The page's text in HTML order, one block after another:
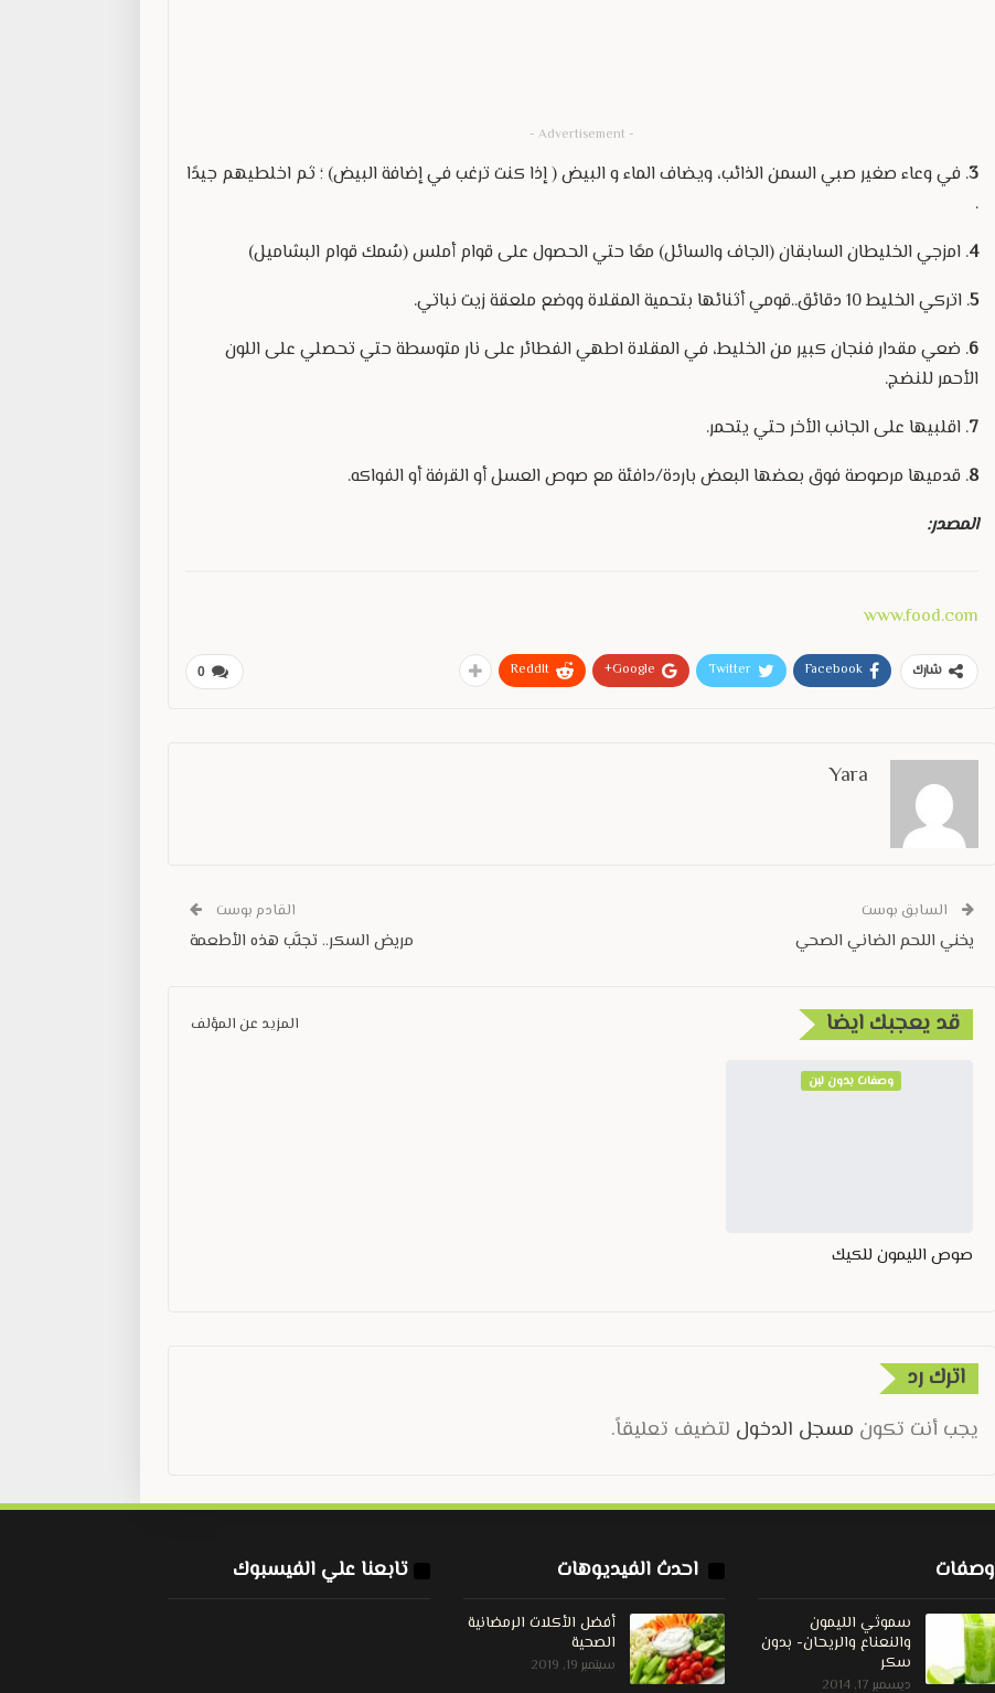
- Advertisement -
3. في وعاء صغير صبي السمن الذائب، ويضاف الماء و البيض ( إذا كنت ترغب في إضافة البيض) ؛ ثم اخلطيهم جيدًا
.
4. امزجي الخليطان السابقان (الجاف والسائل) معًا حتي الحصول على قوام أملس (سُمك قوام البشاميل)
5. اتركي الخليط 10 دقائق..قومي أثنائها بتحمية المقلاة ووضع ملعقة زيت نباتي.
6. ضعي مقدار فنجان كبير من الخليط، في المقلاة اطهي الفطائر على نار متوسطة حتي تحصلي على اللون
الأحمر للنضج.
7. اقلبيها على الجانب الأخر حتي يتحمر.
8. قدميها مرصوصة فوق بعضها البعض باردة/دافئة مع صوص العسل أو القرفة أو الفواكه.
المصدر:
www.food.com
0 شارك Facebook
Twitter
Google+
ReddIt
Yara
السابق بوست
يخني اللحم الضاني الصحي
القادم بوست
مريض السكر.. تجنَّب هذه الأطعمة
قد يعجبك ايضا المزيد عن المؤلف
وصفات بدون لبن
صوص الليمون للكيك
اترك رد
يجب أنت تكون مسجل الدخول لتضيف تعليقاً.
وصفات
سموثي الليمون
والنعناع والريحان- بدون
سكر
ديسمبر 17, 2014
احدث الفيديوهات
أفضل الأكلات الرمضانية
الصحية
سبتمبر 19, 2019
تابعنا علي الفيسبوك